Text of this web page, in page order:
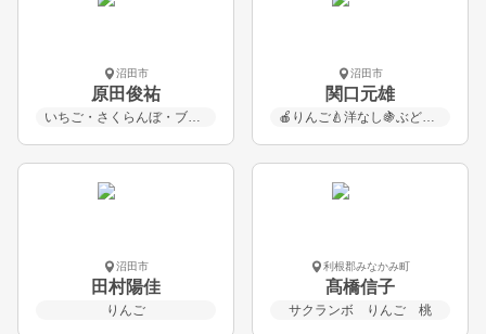
沼田市
原田俊祐
いちご・さくらんぼ・ブルーベリー・桃・ぶどう・りんご
沼田市
関口元雄
🍎りんご🍐洋なし🍇ぶどう🍑もも🌾米
沼田市
田村陽佳
りんご
利根郡みなかみ町
髙橋信子
サクランボ りんご 桃